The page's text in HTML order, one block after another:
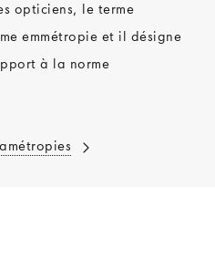
opticiens, le terme
emmétropie et il désigne
à la norme